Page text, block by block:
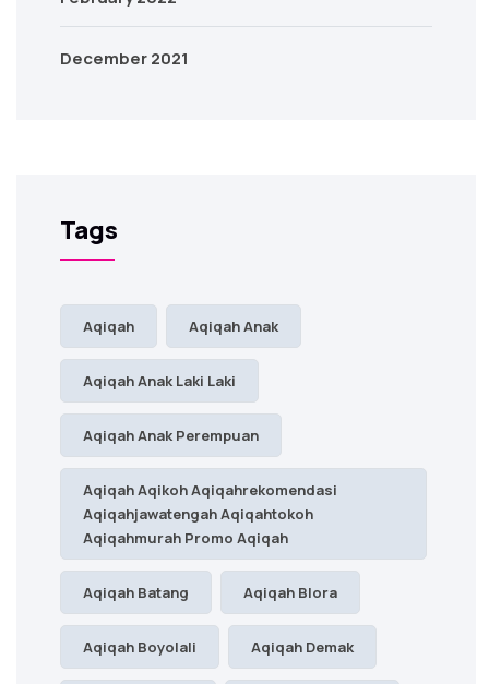
December 2021
Tags
Aqiqah Aqiqah Anak
Aqiqah Anak Laki Laki
Aqiqah Anak Perempuan
Aqiqah Aqikoh Aqiqahrekomendasi
Aqiqahjawatengah Aqiqahtokoh
Aqiqahmurah Promo Aqiqah
Aqiqah Batang Aqiqah Blora
Aqiqah Boyolali Aqiqah Demak